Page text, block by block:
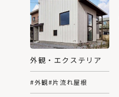
外観・エクステリア
#外観#片流れ屋根